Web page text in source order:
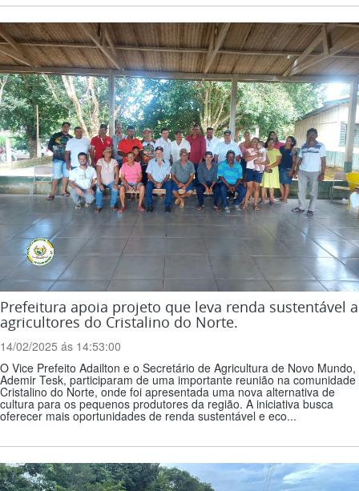
Prefeitura apoia projeto que leva renda sustentável a
agricultores do Cristalino do Norte.
14/02/2025 ás 14:53:00
O Vice Prefeito Adailton e o Secretário de Agricultura de Novo Mundo,
Ademir Tesk, participaram de uma importante reunião na comunidade
Cristalino do Norte, onde foi apresentada uma nova alternativa de
cultura para os pequenos produtores da região. A iniciativa busca
oferecer mais oportunidades de renda sustentável e eco...